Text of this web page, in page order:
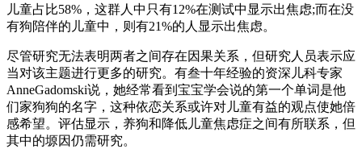
儿童占比58%，这群人中只有12%在测试中显示出焦虑;而在没
有狗陪伴的儿童中，则有21%的人显示出焦虑。
尽管研究无法表明两者之间存在因果关系，但研究人员表示应
当对该主题进行更多的研究。有叁十年经验的资深儿科专家
AnneGadomski说，她经常看到宝宝学会说的第一个单词是他
们家狗狗的名字，这种依恋关系或许对儿童有益的观点使她倍
感希望。评估显示，养狗和降低儿童焦虑症之间有所联系，但
其中的塬因仍需研究。